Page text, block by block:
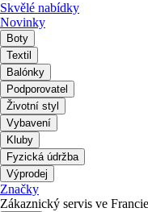
Skvělé nabídky
Novinky
Boty
Textil
Balónky
Podporovatel
Životní styl
Vybavení
Kluby
Fyzická údržba
Výprodej
Značky
Zákaznický servis ve Francie